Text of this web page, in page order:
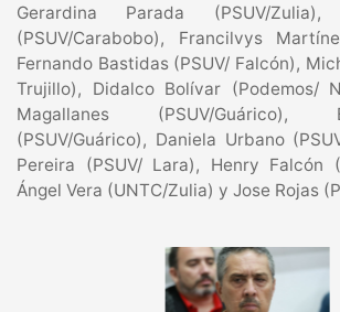
Gerardina Parada (PSUV/
(PSUV/Carabobo), Francilvys
Fernando Bastidas (PSUV/ Falcón),
Trujillo), Didalco Bolívar (Podemos/
Magallanes (PSUV/
(PSUV/Guárico), Daniela Urbano
Pereira (PSUV/ Lara), Henry Falcón
Ángel Vera (UNTC/Zulia) y Jose Rojas